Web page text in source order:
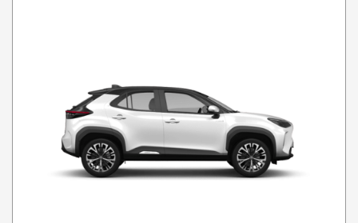
Serviciu premium de urgență pe drum
Traversarea frontierei Romania
Taxa spalatorie
Go Chisinau Airport Shuttle Bus Service And
Transfer Privat (sau „RMO Transfer”)